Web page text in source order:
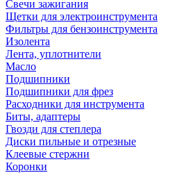
Свечи зажигания
Щетки для электроинструмента
Фильтры для бензоинструмента
Изолента
Лента, уплотнители
Масло
Подшипники
Подшипники для фрез
Расходники для инструмента
Биты, адаптеры
Гвозди для степлера
Диски пильные и отрезные
Клеевые стержни
Коронки